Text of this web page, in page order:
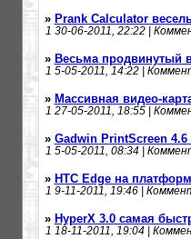
» Prank Calculator
1 30-06-2011, 22:22 |
» Весьма продвинутый
1 5-05-2011, 14:22 |
» Массивная видео-
1 27-05-2011, 18:55 |
» Gadwin PrintScreen
1 5-05-2011, 08:34 |
» HTC Edge на
1 9-11-2011, 19:46 |
» HyperX 3.0 самая
1 18-11-2011, 19:04 |